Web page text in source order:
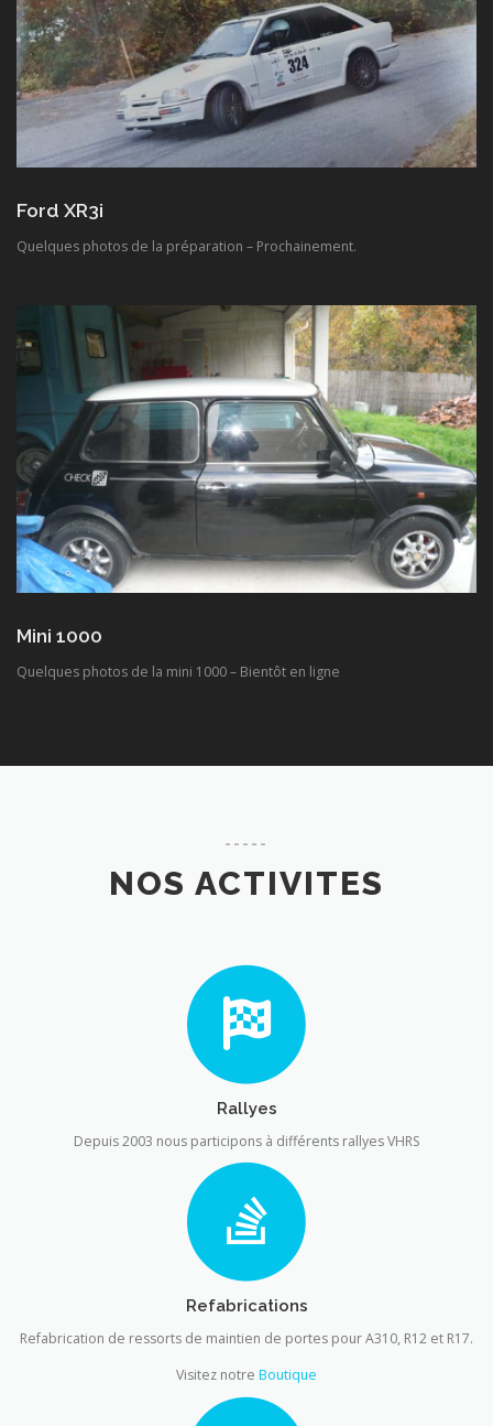
Ford XR3i
Quelques photos de la préparation – Prochainement.
Mini 1000
Quelques photos de la mini 1000 – Bientôt en ligne
-----
NOS ACTIVITES
Rallyes
Depuis 2003 nous participons à différents rallyes VHRS
Refabrications
Refabrication de ressorts de maintien de portes pour A310, R12 et R17.
Visitez notre Boutique